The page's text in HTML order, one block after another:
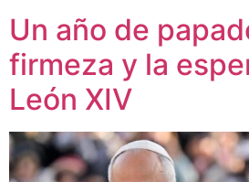
Un año de
firmeza y la
León XIV